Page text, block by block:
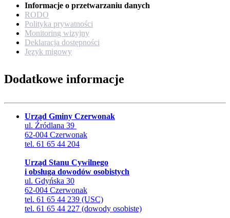
Informacje o przetwarzaniu danych
RODO
Polityka prywatności
Monitoring wizyjny
Deklaracja dostępności
Język migowy
Dodatkowe informacje
Urząd Gminy Czerwonak
ul. Źródlana 39
62-004 Czerwonak
tel. 61 65 44 204
Urząd Stanu Cywilnego
i obsługa dowodów osobistych
ul. Gdyńska 30
62-004 Czerwonak
tel. 61 65 44 239 (USC)
tel. 61 65 44 227 (dowody osobiste)